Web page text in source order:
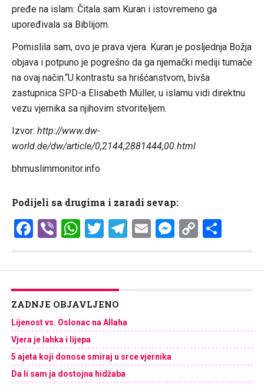
pređe na islam: Čitala sam Kuran i istovremeno ga
upoređivala sa Biblijom.
Pomislila sam, ovo je prava vjera. Kuran je posljednja Božja
objava i potpuno je pogrešno da ga njemački mediji tumače
na ovaj način.“U kontrastu sa hrišćanstvom, bivša
zastupnica SPD-a Elisabeth Müller, u islamu vidi direktnu
vezu vjernika sa njihovim stvoriteljem.
Izvor: http://www.dw-
world.de/dw/article/0,2144,2881444,00.html
bhmuslimmonitor.info
Podijeli sa drugima i zaradi sevap:
Facebook
ViberWhatsApp
Twitter
Telegram
EmailCopy
ZADNJE OBJAVLJENO
Lijenost vs. Oslonac na Allaha
Vjera je lahka i lijepa
5 ajeta koji donose smiraj u srce vjernika
Da li sam ja dostojna hidžaba